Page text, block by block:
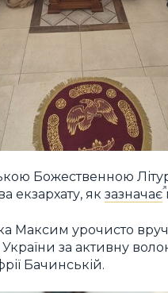
Божественною
екзархату, як зазначає
Максим урочисто
за активну
Бачинській.